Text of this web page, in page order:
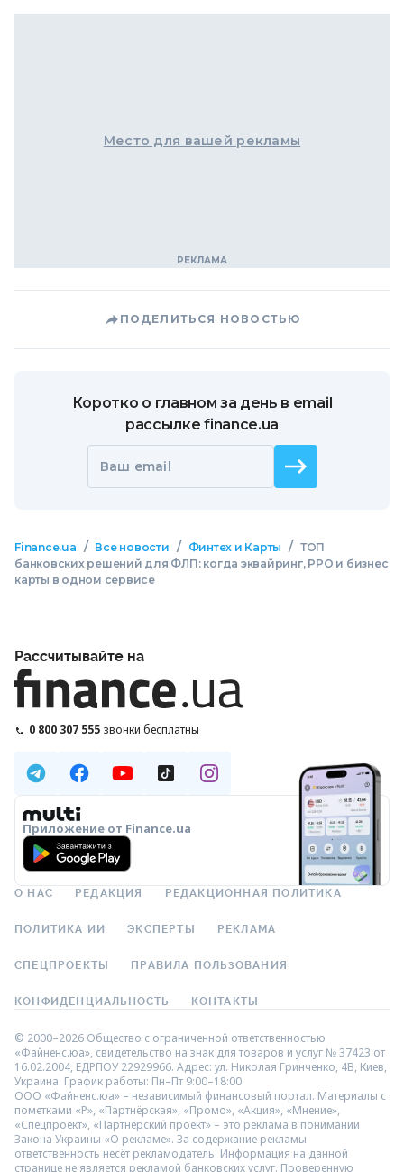
Место для вашей рекламы
ПОДЕЛИТЬСЯ НОВОСТЬЮ
Коротко о главном за день в email
рассылке finance.ua
Ваш email
Finance.ua / Все новости / Финтех и Карты / ТОП
банковских решений для ФЛП: когда эквайринг, РРО и бизнес
карты в одном сервисе
Рассчитывайте на
0 800 307 555 звонки бесплатны
Приложение от Finance.ua
О НАС РЕДАКЦИЯ РЕДАКЦИОННАЯ ПОЛИТИКА
ПОЛИТИКА ИИ ЭКСПЕРТЫ РЕКЛАМА
СПЕЦПРОЕКТЫ ПРАВИЛА ПОЛЬЗОВАНИЯ
КОНФИДЕНЦИАЛЬНОСТЬ КОНТАКТЫ
© 2000–2026 Общество с ограниченной ответственностью
«Файненс.юа», свидетельство на знак для товаров и услуг № 37423 от
16.02.2004, ЕДРПОУ 22929966. Адрес: ул. Николая Гринченко, 4В, Киев,
Украина. График работы: Пн–Пт 9:00–18:00.
ООО «Файненс.юа» – независимый финансовый портал. Материалы с
пометками «Р», «Партнёрская», «Промо», «Акция», «Мнение»,
«Спецпроект», «Партнёрский проект» – это реклама в понимании
Закона Украины «О рекламе». За содержание рекламы
ответственность несёт рекламодатель. Информация на данной
странице не является рекламой банковских услуг. Проверенную